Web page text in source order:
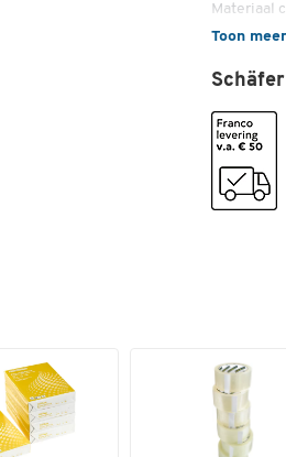
Toon meer
Materiaal
Materiaal
Stuk(s)
Uitvoering
Vullingtype
Kleuren